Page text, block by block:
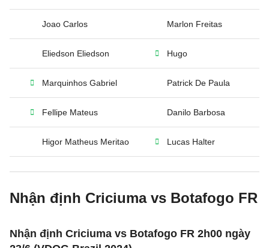
Joao Carlos Marlon Freitas
Eliedson Eliedson Hugo
Marquinhos Gabriel Patrick De Paula
Fellipe Mateus Danilo Barbosa
Higor Matheus Meritao Lucas Halter
Nhận định Criciuma vs Botafogo FR
Nhận định Criciuma vs Botafogo FR 2h00 ngày